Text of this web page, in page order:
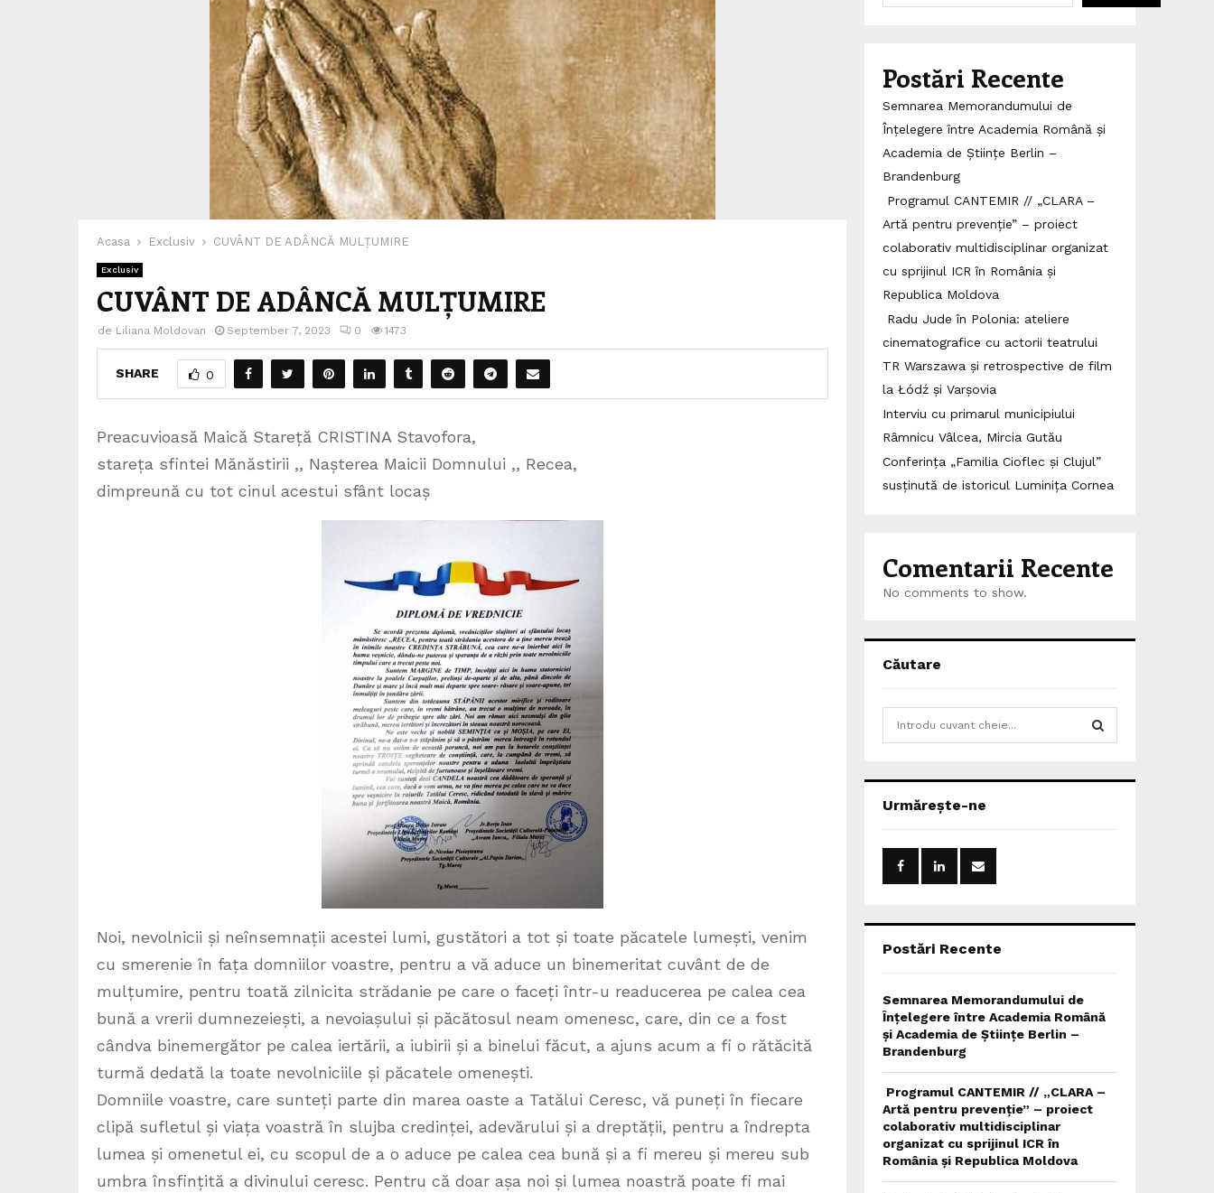
Acasa Exclusiv CUVÂNT DE ADÂNCĂ MULȚUMIRE
Exclusiv
CUVÂNT DE ADÂNCĂ MULȚUMIRE
de Liliana Moldovan September 7, 2023 0 1473
SHARE 0
Preacuvioasă Maică Stareță CRISTINA Stavofora,
stareța sfintei Mănăstirii ,, Nașterea Maicii Domnului ,, Recea,
dimpreună cu tot cinul acestui sfânt locaș
Noi, nevolnicii și neînsemnații acestei lumi, gustători a tot și toate păcatele lumești, venim
cu smerenie în fața domniilor voastre, pentru a vă aduce un binemeritat cuvânt de de
mulțumire, pentru toată zilnicita strădanie pe care o faceți într-u readucerea pe calea cea
bună a vrerii dumnezeiești, a nevoiașului și păcătosul neam omenesc, care, din ce a fost
cândva binemergător pe calea iertării, a iubirii și a binelui făcut, a ajuns acum a fi o rătăcită
turmă dedată la toate nevolniciile și păcatele omenești.
Domniile voastre, care sunteți parte din marea oaste a Tatălui Ceresc, vă puneți în fiecare
clipă sufletul și viața voastră în slujba credinței, adevărului și a dreptății, pentru a îndrepta
lumea și omenetul ei, cu scopul de a o aduce pe calea cea bună și a fi mereu și mereu sub
umbra însfințită a divinului ceresc. Pentru că doar așa noi și lumea noastră poate fi mai
Postări Recente
Semnarea Memorandumului de
Înțelegere între Academia Română și
Academia de Științe Berlin –
Brandenburg
Programul CANTEMIR // „CLARA –
Artă pentru prevenție” – proiect
colaborativ multidisciplinar organizat
cu sprijinul ICR în România și
Republica Moldova
Radu Jude în Polonia: ateliere
cinematografice cu actorii teatrului
TR Warszawa și retrospective de film
la Łódź și Varșovia
Interviu cu primarul municipiului
Râmnicu Vâlcea, Mircia Gutău
Conferința „Familia Cioflec și Clujul”
susținută de istoricul Luminița Cornea
Comentarii Recente
No comments to show.
Căutare
h
o
:
Urmărește-ne
Postări Recente
Semnarea Memorandumului de
Înțelegere între Academia Română
și Academia de Științe Berlin –
Brandenburg
Programul CANTEMIR // „CLARA –
Artă pentru prevenție” – proiect
colaborativ multidisciplinar
organizat cu sprijinul ICR în
România și Republica Moldova